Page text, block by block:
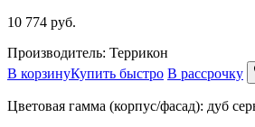
10 774 руб.
Производитель: Террикон
В корзинуКупить быстро В рассрочку
Цветовая гамма (корпус/фасад): дуб